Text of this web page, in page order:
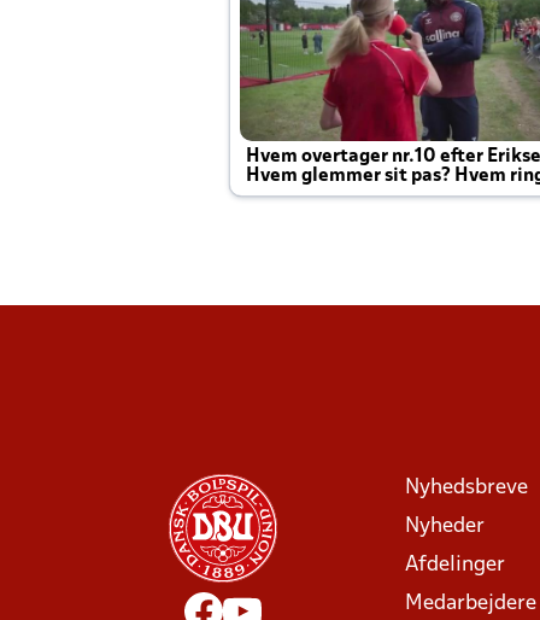
Hvem overtager nr.10 efter
Hvem glemmer sit pas? Hvem
Joachim altid til efter kampe?
Nyhedsbreve
Nyheder
Afdelinger
Medarbejdere